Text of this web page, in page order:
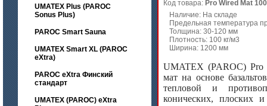
UMATEX Plus (PAROC
Sonus Plus)
PAROC Smart Sauna
UMATEX Smart XL (PAROC
eXtra)
PAROC eXtra Финский
стандарт
UMATEX (PAROC) eXtra
Код товара: Pro Wired Mat 100
Наличие: На складе
Предельная температура
Толщина: 30-120 мм
Плотность: 100 кг/м3
Ширина: 1200 мм
UMATEX (PAROC)
мат на основе
тепловой и
конических, плоских